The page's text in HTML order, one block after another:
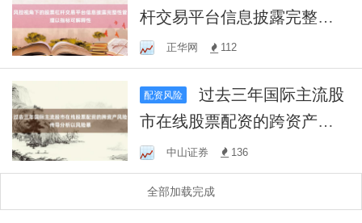
杆交易平台信息披露完整性
管理以指标可解释性
正华网 112
配资风险
过去三年国际主流股
市在线股票配资的跨资产风
险传导分析以风险暴
中山证券 136
全部加载完成